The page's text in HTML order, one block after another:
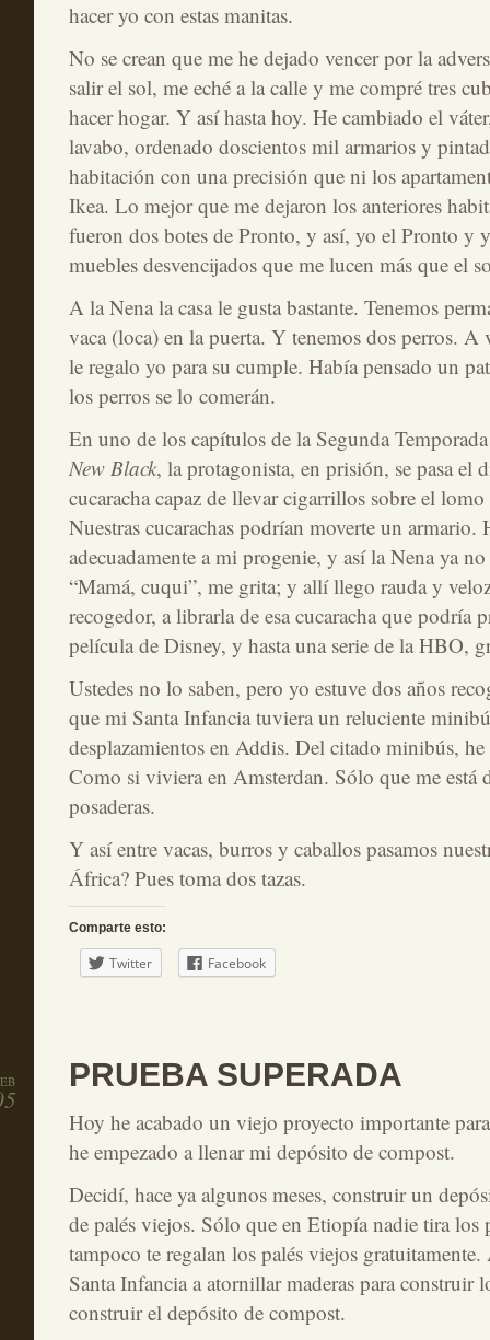
hacer yo con estas manitas.
No se crean que me he dejado vencer por la
salir el sol, me eché a la calle y me compré tres
hacer hogar. Y así hasta hoy. He cambiado el
lavabo, ordenado doscientos mil armarios y
habitación con una precisión que ni los
Ikea. Lo mejor que me dejaron los anteriores
fueron dos botes de Pronto, y así, yo el Pronto y
muebles desvencijados que me lucen más que el
A la Nena la casa le gusta bastante. Tenemos
vaca (loca) en la puerta. Y tenemos dos perros. A
le regalo yo para su cumple. Había pensado un
los perros se lo comerán.
En uno de los capítulos de la Segunda
New Black, la protagonista, en prisión, se pasa el
cucaracha capaz de llevar cigarrillos sobre el
Nuestras cucarachas podrían moverte un armario.
adecuadamente a mi progenie, y así la Nena ya
“Mamá, cuqui”, me grita; y allí llego rauda y
recogedor, a librarla de esa cucaracha que podría
película de Disney, y hasta una serie de la HBO,
Ustedes no lo saben, pero yo estuve dos años
que mi Santa Infancia tuviera un reluciente
desplazamientos en Addis. Del citado minibús, he
Como si viviera en Amsterdan. Sólo que me está
posaderas.
Y así entre vacas, burros y caballos pasamos
África? Pues toma dos tazas.
Comparte esto:
Twitter Facebook
PRUEBA SUPERADA
Hoy he acabado un viejo proyecto importante
he empezado a llenar mi depósito de compost.
Decidí, hace ya algunos meses, construir un
de palés viejos. Sólo que en Etiopía nadie tira los
tampoco te regalan los palés viejos
Santa Infancia a atornillar maderas para construir
construir el depósito de compost.